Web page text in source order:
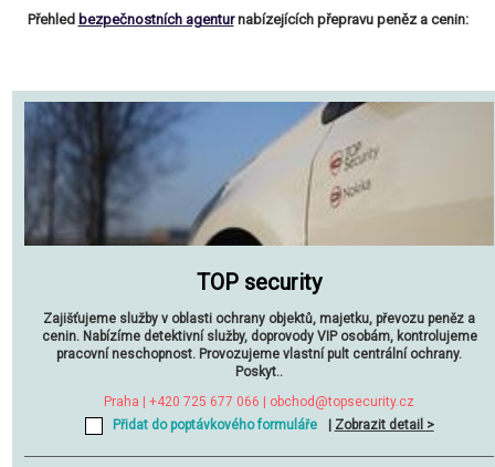
Přehled bezpečnostních agenturnabízejících přepravu peněz a cenin:
TOP security
Zajišťujeme služby v oblasti ochrany objektů, majetku, převozu peněz a
cenin. Nabízíme detektivní služby, doprovody VIP osobám, kontrolujeme
pracovní neschopnost. Provozujeme vlastní pult centrální ochrany.
Poskyt..
Praha | +420 725 677 066 | obchod@topsecurity.cz
Přidat do poptávkového formuláře
Zobrazit detail >